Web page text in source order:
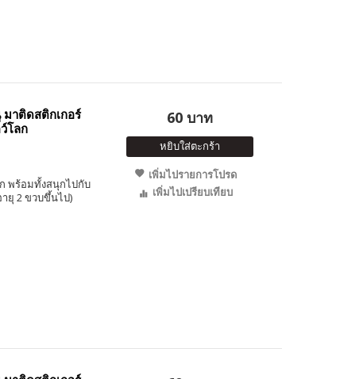
าติดสติกเกอร์
โลก
พร้อมทั้งสนุกไปกับ
ยุ 2 ขวบขึ้นไป)
60 บาท
หยิบใส่ตะกร้า
เพิ่มไปรายการโปรด
เพิ่มไปเปรียบเทียบ